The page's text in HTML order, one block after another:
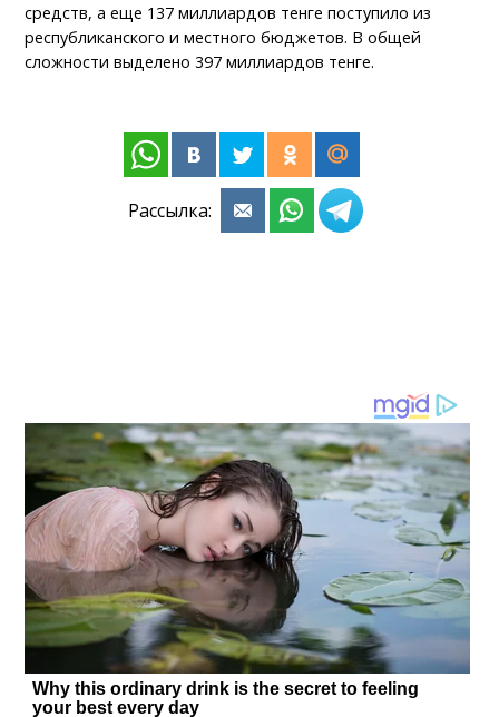
средств, а еще 137 миллиардов тенге поступило из
республиканского и местного бюджетов. В общей
сложности выделено 397 миллиардов тенге.
Рассылка: